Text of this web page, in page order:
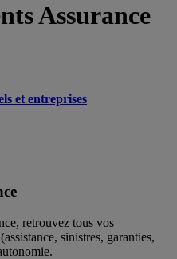
Assurance
et entreprises
retrouvez tous vos
sinistres, garanties,